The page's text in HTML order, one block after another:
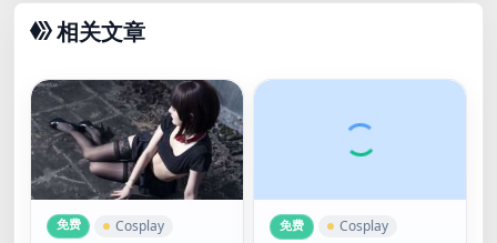
相关文章
免费 Cosplay 免费 Cosplay